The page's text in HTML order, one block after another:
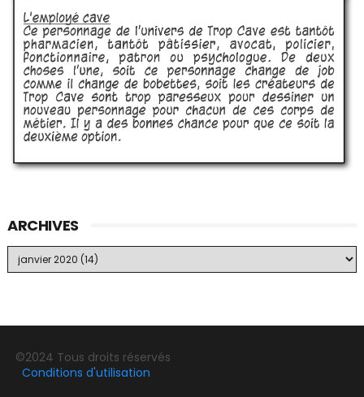
ARCHIVES
©2024 Tous droits réservés
Conditions d'utilisation